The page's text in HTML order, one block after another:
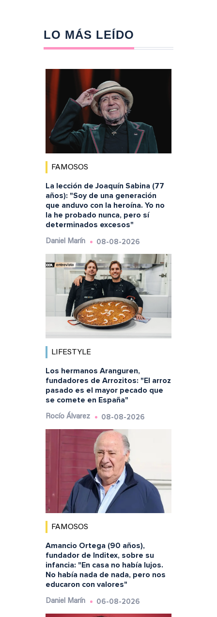
LO MÁS LEÍDO
FAMOSOS
La lección de Joaquín Sabina (77
años): "Soy de una generación
que anduvo con la heroína. Yo no
la he probado nunca, pero sí
determinados excesos"
Daniel Marín 08-08-2026
LIFESTYLE
Los hermanos Aranguren,
fundadores de Arrozitos: "El arroz
pasado es el mayor pecado que
se comete en España"
Rocío Álvarez 08-08-2026
FAMOSOS
Amancio Ortega (90 años),
fundador de Inditex, sobre su
infancia: "En casa no había lujos.
No había nada de nada, pero nos
educaron con valores"
Daniel Marín 06-08-2026